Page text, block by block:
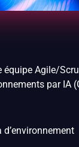
Agile/
par IA